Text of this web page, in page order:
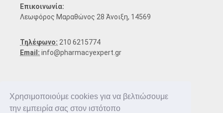
Χρησιμοποιούμε cookies για να βελτιώσουμε
την εμπειρία σας στον ιστότοπο
Επικοινωνία:
Λεωφόρος Μαραθώνος 28 Άνοιξη, 14569
Τηλέφωνο: 210 6215774
Email: info@pharmacyexpert.gr